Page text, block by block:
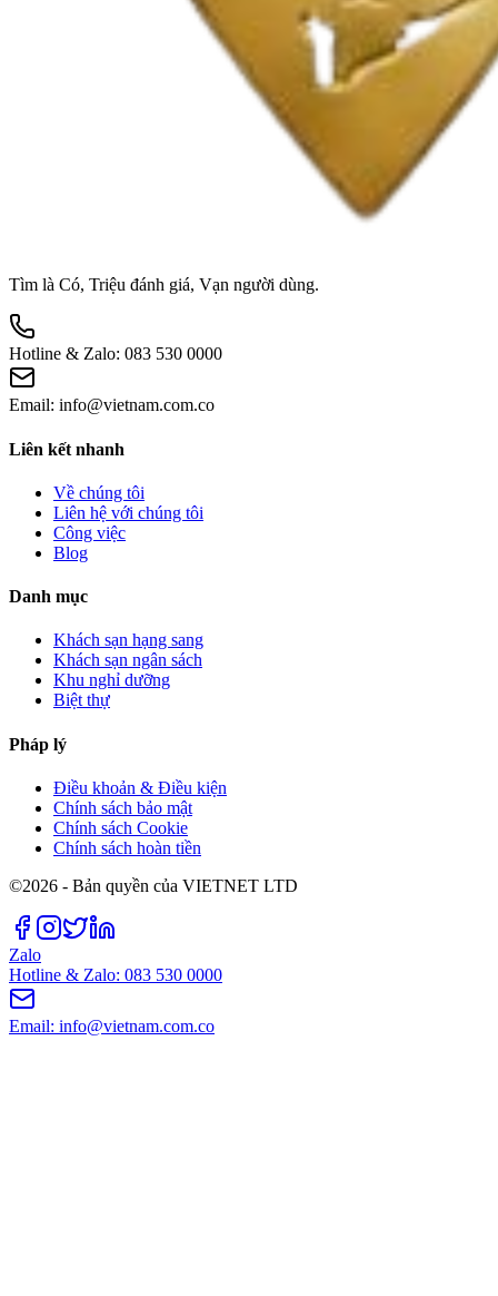
Tìm là Có, Triệu đánh giá, Vạn người dùng.
Hotline & Zalo: 083 530 0000
Email: info@vietnam.com.co
Liên kết nhanh
Về chúng tôi
Liên hệ với chúng tôi
Công việc
Blog
Danh mục
Khách sạn hạng sang
Khách sạn ngân sách
Khu nghỉ dưỡng
Biệt thự
Pháp lý
Điều khoản & Điều kiện
Chính sách bảo mật
Chính sách Cookie
Chính sách hoàn tiền
©2026 - Bản quyền của VIETNET LTD
Zalo
Hotline & Zalo: 083 530 0000
Email: info@vietnam.com.co